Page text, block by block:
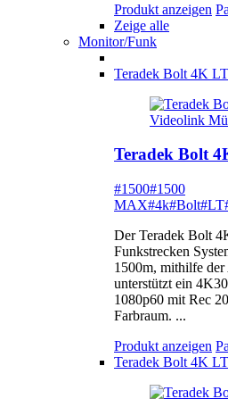
Produkt anzeigen
Zeige alle
Monitor/Funk
Teradek Bolt 4K
Teradek Bolt
#1500#1500
MAX#4k#Bolt#LT
Der Teradek Bolt
Funkstrecken
1500m, mithilfe
unterstützt ein
1080p60 mit Rec
Farbraum. ...
Produkt anzeigen
Teradek Bolt 4K